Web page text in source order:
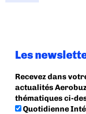
Les
Recevez dans
actualités
thématiques ci-
Quotidienne